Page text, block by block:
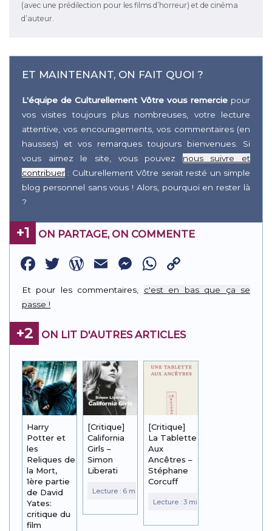
(avec une prédilection pour les films d’horreur) et de cinéma
d’auteur.
ET MAINTENANT, ON FAIT QUOI ?
L'équipe de Culturellement Vôtre vous remerciepour
vos visites toujours plus nombreuses, votre lecture
attentive, vos encouragements, vos commentaires (en
hausses) et vos remarques toujours bienvenues. Si
vous aimez le site, vous pouvez nous suivre et
contribuer : Culturellement Vôtre serait resté un simple
blog personnel sans vous ! Alors, pourquoi en rester là
?
+1 ON PARTAGE, ON COMMENTE
Facebook
Twitter
WordPress
EmailMessenger
WhatsApp
Link
Et pour les commentaires, c'est en bas que ça se
passe !
+2 ON LIT D'AUTRES ARTICLES
Harry
Potter et
les
Reliques de
la Mort,
1ère partie
de David
Yates:
critique du
film
[Critique]
California
Girls –
Simon
Liberati
[Critique]
La Tablette
Aux
Ancêtres –
Stéphane
Corcuff